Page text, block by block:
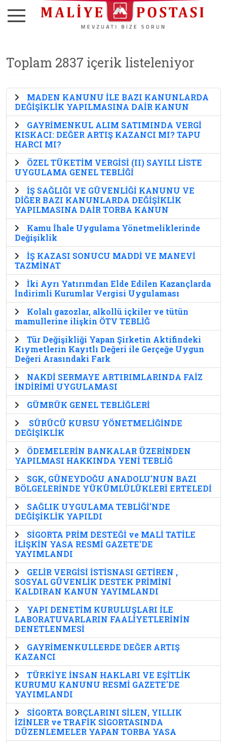
Toplam 2837 içerik listeleniyor
MADEN KANUNU İLE BAZI KANUNLARDA
DEĞİŞİKLİK YAPILMASINA DAİR KANUN
GAYRİMENKUL ALIM SATIMINDA VERGİ
KISKACI: DEĞER ARTIŞ KAZANCI MI? TAPU
HARCI MI?
ÖZEL TÜKETİM VERGİSİ (II) SAYILI LİSTE
UYGULAMA GENEL TEBLİĞİ
İŞ SAĞLIĞI VE GÜVENLİĞİ KANUNU VE
DİĞER BAZI KANUNLARDA DEĞİŞİKLİK
YAPILMASINA DAİR TORBA KANUN
Kamu İhale Uygulama Yönetmeliklerinde
Değişiklik
İŞ KAZASI SONUCU MADDİ VE MANEVİ
TAZMİNAT
İki Ayrı Yatırımdan Elde Edilen Kazançlarda
İndirimli Kurumlar Vergisi Uygulaması
Kolalı gazozlar, alkollü içkiler ve tütün
mamullerine ilişkin ÖTV TEBLİĞ
Tür Değişikliği Yapan Şirketin Aktifindeki
Kıymetlerin Kayıtlı Değeri ile Gerçeğe Uygun
Değeri Arasındaki Fark
NAKDİ SERMAYE ARTIRIMLARINDA FAİZ
İNDİRİMİ UYGULAMASI
GÜMRÜK GENEL TEBLİĞLERİ
SÜRÜCÜ KURSU YÖNETMELİĞİNDE
DEĞİŞİKLİK
ÖDEMELERİN BANKALAR ÜZERİNDEN
YAPILMASI HAKKINDA YENİ TEBLİĞ
SGK, GÜNEYDOĞU ANADOLU'NUN BAZI
BÖLGELERİNDE YÜKÜMLÜLÜKLERİ ERTELEDİ
SAĞLIK UYGULAMA TEBLİĞİ'NDE
DEĞİŞİKLİK YAPILDI
SİGORTA PRİM DESTEĞİ ve MALİ TATİLE
İLİŞKİN YASA RESMİ GAZETE'DE
YAYIMLANDI
GELİR VERGİSİ İSTİSNASI GETİREN ,
SOSYAL GÜVENLİK DESTEK PRİMİNİ
KALDIRAN KANUN YAYIMLANDI
YAPI DENETİM KURULUŞLARI İLE
LABORATUVARLARIN FAALİYETLERİNİN
DENETLENMESİ
GAYRİMENKULLERDE DEĞER ARTIŞ
KAZANCI
TÜRKİYE İNSAN HAKLARI VE EŞİTLİK
KURUMU KANUNU RESMİ GAZETE'DE
YAYIMLANDI
SİGORTA BORÇLARINI SİLEN, YILLIK
İZİNLER ve TRAFİK SİGORTASINDA
DÜZENLEMELER YAPAN TORBA YASA